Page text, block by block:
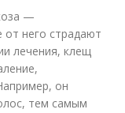
—
от него страдают
лечения, клещ
он
тем самым